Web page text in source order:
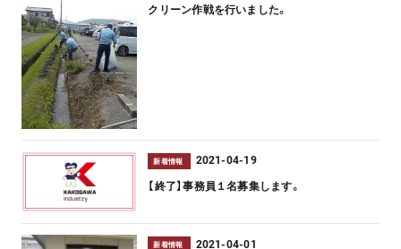
クリーン作戦を行いました。
新着情報 2021-04-19
【終了】事務員１名募集します。
新着情報 2021-04-01